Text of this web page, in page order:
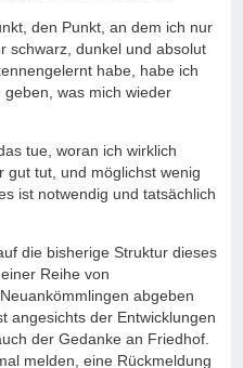
den Punkt, an dem ich nur
schwarz, dunkel und absolut
habe, habe ich
was mich wieder
tue, woran ich wirklich
gut tut, und möglichst wenig
ist notwendig und tatsächlich
die bisherige Struktur dieses
Reihe von
abgeben
angesichts der Entwicklungen
der Gedanke an Friedhof.
melden, eine Rückmeldung